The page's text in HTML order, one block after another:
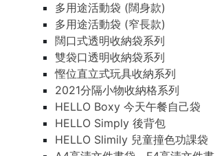
多用途活動袋 (闊身款)
多用途活動袋 (窄長款)
闊口式透明收納袋系列
雙袋口透明收納袋系列
慳位直立式玩具收納系列
2021分隔小物收納格系列
HELLO Boxy 今天午餐自己袋
HELLO Simply 後背包
HELLO Slimily 兒童撞色功課袋